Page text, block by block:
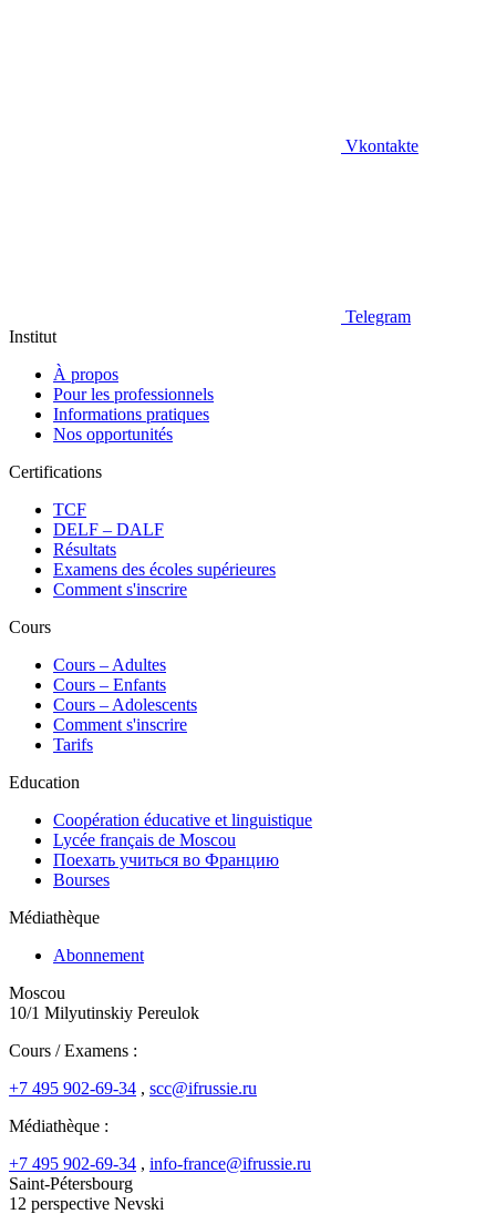
Vkontakte
Telegram
Institut
À propos
Pour les professionnels
Informations pratiques
Nos opportunités
Certifications
TCF
DELF – DALF
Résultats
Examens des écoles supérieures
Comment s'inscrire
Cours
Сours – Adultes
Cours – Enfants
Cours – Adolescents
Comment s'inscrire
Tarifs
Education
Coopération éducative et linguistique
Lycée français de Moscou
Поехать учиться во Францию
Bourses
Médiathèque
Abonnement
Moscou
10/1 Milyutinskiy Pereulok
Cours / Examens :
+7 495 902-69-34 , scc@ifrussie.ru
Médiathèque :
+7 495 902-69-34 , info-france@ifrussie.ru
Saint-Pétersbourg
12 perspective Nevski